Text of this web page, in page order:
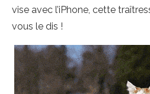
vise avec l’iPhone, cette
vous le dis !